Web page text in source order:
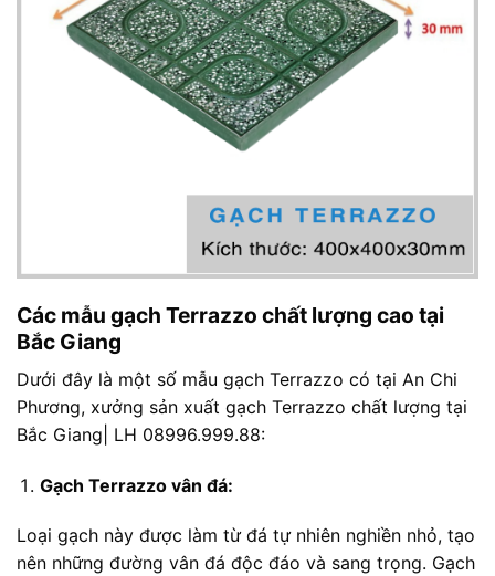
Các mẫu gạch Terrazzo chất lượng cao tại
Bắc Giang
Dưới đây là một số mẫu gạch Terrazzo có tại An Chi
Phương, xưởng sản xuất gạch Terrazzo chất lượng tại
Bắc Giang| LH 08996.999.88:
Gạch Terrazzo vân đá:
Loại gạch này được làm từ đá tự nhiên nghiền nhỏ, tạo
nên những đường vân đá độc đáo và sang trọng. Gạch